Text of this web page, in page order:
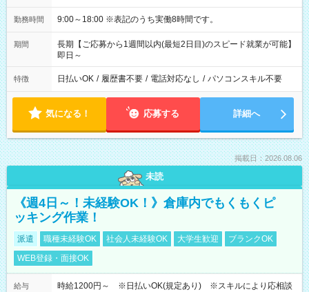
勤務時間 9:00～18:00 ※表記のうち実働8時間です。
期間
長期【ご応募から1週間以内(最短2日目)のスピード就業が可能】
即日～
特徴 日払いOK / 履歴書不要 / 電話対応なし / パソコンスキル不要
気になる！ 応募する 詳細へ
掲載日：2026.08.06
未読
《週4日～！未経験OK！》倉庫内でもくもくピ
ッキング作業！
派遣 職種未経験OK 社会人未経験OK 大学生歓迎
ブランクOK
WEB登録・面接OK
給与
時給1200円～ ※日払いOK(規定あり) ※スキルにより応相談